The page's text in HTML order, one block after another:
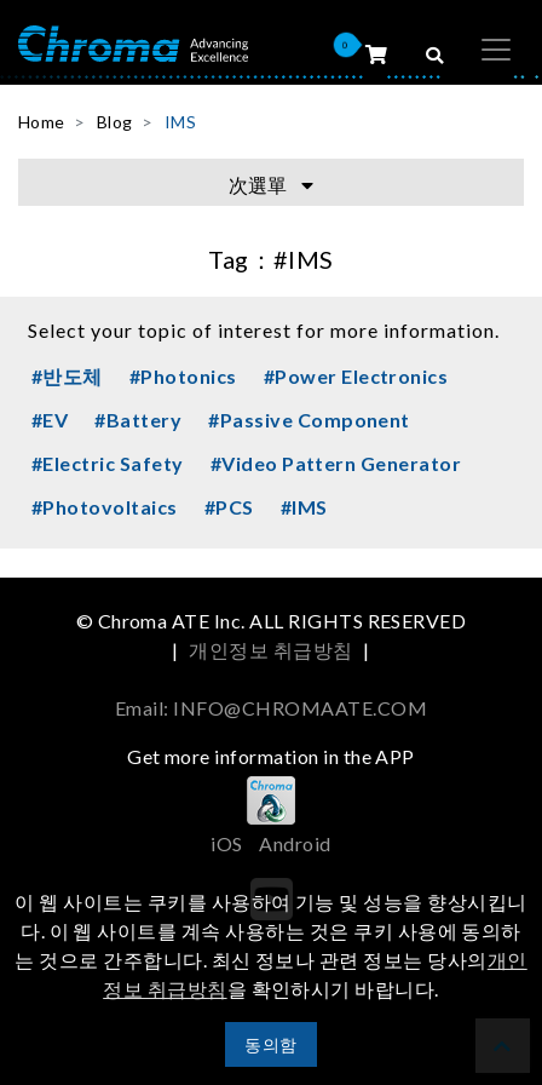
0
Home Blog IMS
次選單
Tag： #IMS
Select your topic of interest for more information.
#반도체
#Photonics
#Power Electronics
#EV
#Battery
#Passive Component
#Electric Safety
#Video Pattern Generator
#Photovoltaics
#PCS #IMS
© Chroma ATE Inc. ALL RIGHTS RESERVED
| 개인정보 취급방침 |
Email: INFO@CHROMAATE.COM
Get more information in the APP
iOS Android
이 웹 사이트는 쿠키를 사용하여 기능 및 성능을 향상시킵니
다. 이 웹 사이트를 계속 사용하는 것은 쿠키 사용에 동의하
는 것으로 간주합니다. 최신 정보나 관련 정보는 당사의 개인
정보 취급방침 을 확인하시기 바랍니다.
동의함